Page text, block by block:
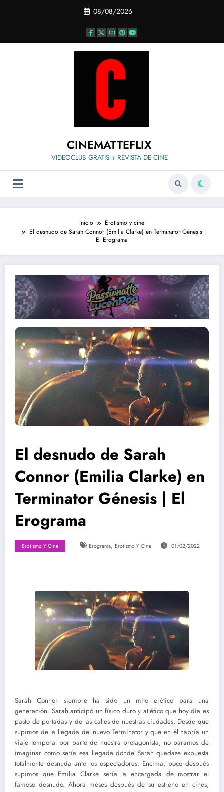
08/08/2026
CINEMATTEFLIX
VIDEOCLUB GRATIS + REVISTA DE CINE
Inicio
Erotismo y cine
El desnudo de Sarah Connor (Emilia Clarke) en Terminator Génesis |
El Erograma
El desnudo de Sarah
Connor (Emilia Clarke) en
Terminator Génesis | El
Erograma
Erotismo Y Cine Erograma, Erotismo Y Cine 01/02/2022
Sarah Connor siempre ha sido un mito erótico para una
generación. Sarah anticipó un físico duro y atlético que hoy día es
pasto de portadas y de las calles de nuestras ciudades. Desde que
supimos de la llegada del nuevo Terminator y que en él habría un
viaje temporal por parte de nuestra protagonista, no paramos de
imaginar como sería esa llegada donde Sarah quedase expuesta
totalmente desnuda ante los espectadores. Encima, poco después
supimos que Emilia Clarke sería la encargada de mostrar el
famoso desnudo. Ahora meses después de su estreno en cines,